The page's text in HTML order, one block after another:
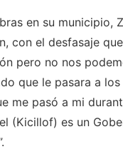
en su municipio,
con el desfasaje
pero no nos
que le pasara a
me pasó a mi
(Kicillof) es un